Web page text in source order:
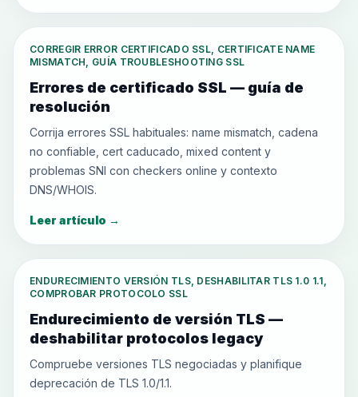
CORREGIR ERROR CERTIFICADO SSL, CERTIFICATE NAME
MISMATCH, GUÍA TROUBLESHOOTING SSL
Errores de certificado SSL — guía de
resolución
Corrija errores SSL habituales: name mismatch, cadena
no confiable, cert caducado, mixed content y
problemas SNI con checkers online y contexto
DNS/WHOIS.
Leer artículo →
ENDURECIMIENTO VERSIÓN TLS, DESHABILITAR TLS 1.0 1.1,
COMPROBAR PROTOCOLO SSL
Endurecimiento de versión TLS —
deshabilitar protocolos legacy
Compruebe versiones TLS negociadas y planifique
deprecación de TLS 1.0/1.1.